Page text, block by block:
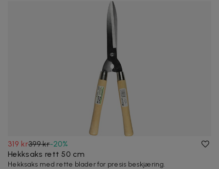
319 kr399 kr-20%
Hekksaks rett 50 cm
Hekksaks med rette blader for presis beskjæring.